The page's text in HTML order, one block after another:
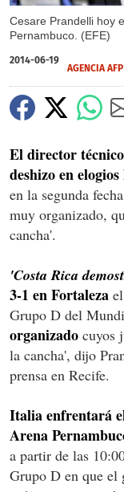
Cesare Prandelli hoy
Pernambuco. (EFE)
2014-06-19
AGENCIA AFP
El director
deshizo en
en la segunda
muy organizado,
cancha'.
'Costa Rica
3-1 en Fortaleza
Grupo D del
organizado cuyos
la cancha', dijo
prensa en Recife.
Italia enfrentará
Arena
a partir de las
Grupo D en que el